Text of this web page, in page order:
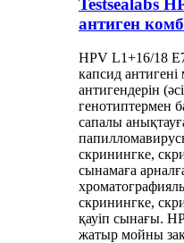
антиген
HPV L1+16/18
капсид
антигендерін
генотиптермен
сапалы
скринингке,
сынамаға
скринингке,
қауіп сынағы.
жатыр мойны